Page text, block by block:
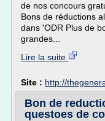
de nos concours
Bons de réductions
dans 'ODR Plus de
grandes...
Lire la suite
Site : http://
Bon de
questoes de